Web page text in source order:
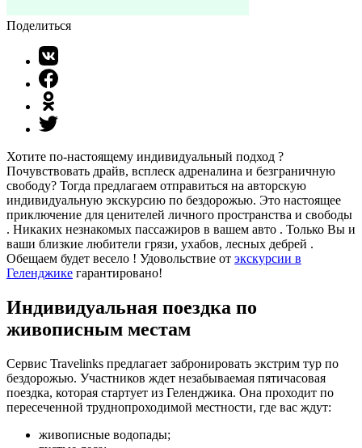
Поделиться
Хотите по-настоящему индивидуальный подход ?
Почувствовать драйв, всплеск адреналина и безграничную
свободу? Тогда предлагаем отправиться на авторскую
индивидуальную экскурсию по бездорожью. Это настоящее
приключение для ценителей личного пространства и свободы
. Никаких незнакомых пассажиров в вашем авто . Только Вы и
ваши близкие любители грязи, ухабов, лесных дебрей .
Обещаем будет весело ! Удовольствие от экскурсии в
Геленджике гарантировано!
Индивидуальная поездка по
живописным местам
Сервис Travelinks предлагает забронировать экстрим тур по
бездорожью. Участников ждет незабываемая пятичасовая
поездка, которая стартует из Геленджика. Она проходит по
пересеченной труднопроходимой местности, где вас ждут:
живописные водопады;